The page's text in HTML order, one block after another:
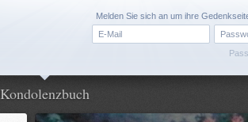
Melden Sie sich an um ihre
Kondolenzbuch